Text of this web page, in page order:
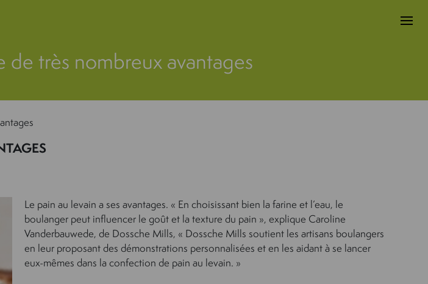
de très nombreux avantages
Le pain au levain a ses avantages. « En choisissant bien la farine et l’eau, le
boulanger peut influencer le goût et la texture du pain », explique Caroline
Vanderbauwede, de Dossche Mills, « Dossche Mills soutient les artisans boulangers
en leur proposant des démonstrations personnalisées et en les aidant à se lancer
eux-mêmes dans la confection de pain au levain. »